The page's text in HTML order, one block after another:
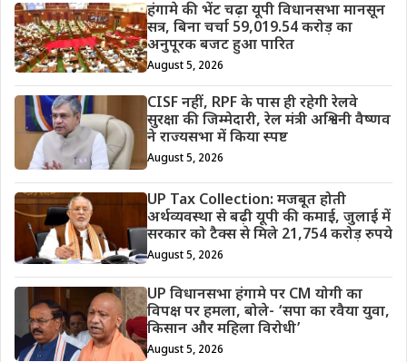
हंगामे की भेंट चढ़ा यूपी विधानसभा मानसून
सत्र, बिना चर्चा 59,019.54 करोड़ का
अनुपूरक बजट हुआ पारित
August 5, 2026
CISF नहीं, RPF के पास ही रहेगी रेलवे
सुरक्षा की जिम्मेदारी, रेल मंत्री अश्विनी वैष्णव
ने राज्यसभा में किया स्पष्ट
August 5, 2026
UP Tax Collection: मजबूत होती
अर्थव्यवस्था से बढ़ी यूपी की कमाई, जुलाई में
सरकार को टैक्स से मिले 21,754 करोड़ रुपये
August 5, 2026
UP विधानसभा हंगामे पर CM योगी का
विपक्ष पर हमला, बोले- ‘सपा का रवैया युवा,
किसान और महिला विरोधी’
August 5, 2026